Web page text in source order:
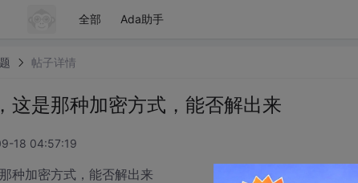
全部 Ada助手
帖子详情
这是那种加密方式，能否解出来
18 04:57:19
种加密方式，能否解出来